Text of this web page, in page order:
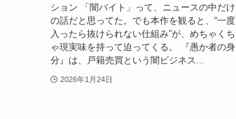
ション 「闇バイト」って、ニュースの中だけ
の話だと思ってた。でも本作を観ると、“一度
入ったら抜けられない仕組み”が、めちゃくち
ゃ現実味を持って迫ってくる。 『愚か者の身
分』は、戸籍売買という闇ビジネス...
2026年1月24日